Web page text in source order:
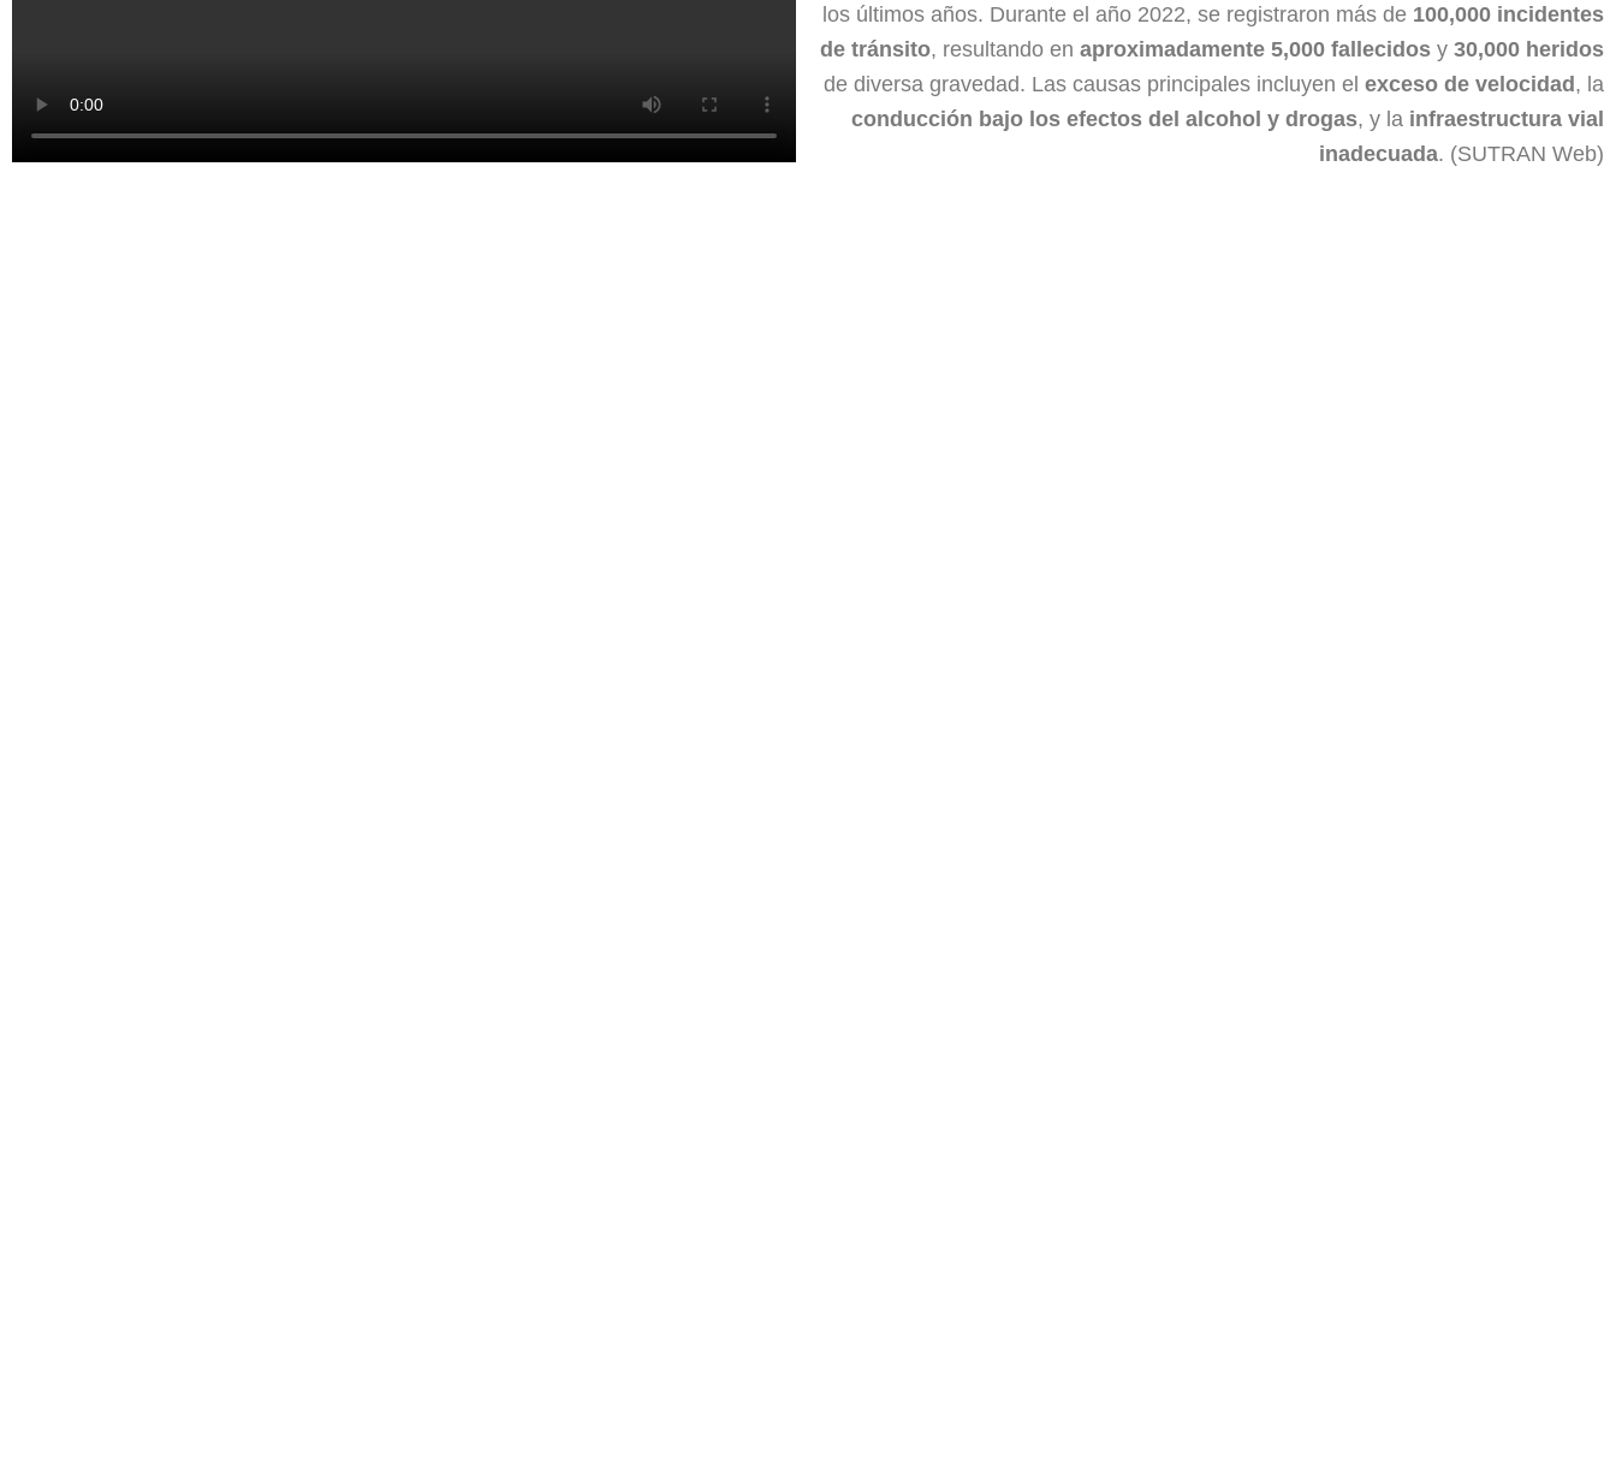
los últimos años. Durante el año 2022, se registraron más de 100,000 incidentes
de tránsito, resultando en aproximadamente 5,000 fallecidos y 30,000 heridos
de diversa gravedad. Las causas principales incluyen el exceso de velocidad, la
conducción bajo los efectos del alcohol y drogas, y la infraestructura vial
inadecuada. (SUTRAN Web)